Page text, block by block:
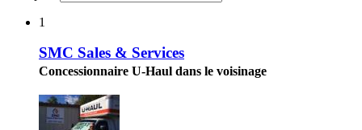
1
SMC Sales & Services
Concessionnaire U-Haul dans le voisinage